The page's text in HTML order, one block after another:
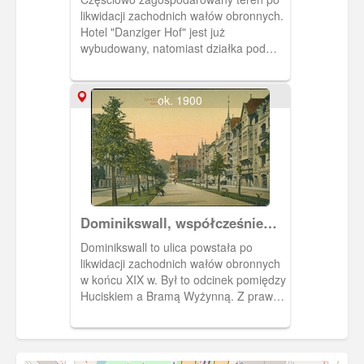
likwidacji zachodnich wałów obronnych.
Hotel "Danziger Hof" jest już
wybudowany, natomiast działka pod
pusta do roku 1905, kiedy to rozpocznie
się jego budowa.ok. 1900
Dominikswall, współcześnie
południowa część Wałów
Jagiellońskich
Dominikswall to ulica powstała po
likwidacji zachodnich wałów obronnych
w końcu XIX w. Był to odcinek pomiędzy
Huciskiem a Bramą Wyżynną. Z prawej
restauracjami, kawiarniami itp oraz